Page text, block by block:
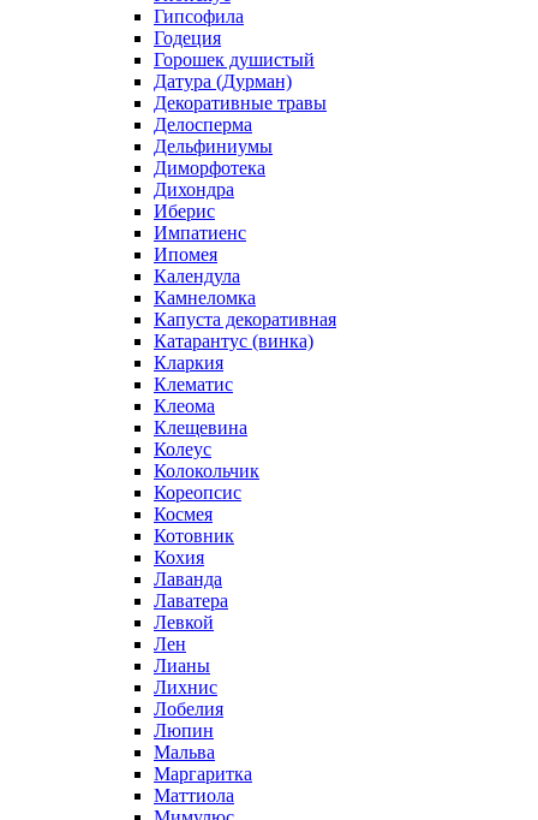
Гипсофила
Годеция
Горошек душистый
Датура (Дурман)
Декоративные травы
Делосперма
Дельфиниумы
Диморфотека
Дихондра
Иберис
Импатиенс
Ипомея
Календула
Камнеломка
Капуста декоративная
Катарантус (винка)
Кларкия
Клематис
Клеома
Клещевина
Колеус
Колокольчик
Кореопсис
Космея
Котовник
Кохия
Лаванда
Лаватера
Левкой
Лен
Лианы
Лихнис
Лобелия
Люпин
Мальва
Маргаритка
Маттиола